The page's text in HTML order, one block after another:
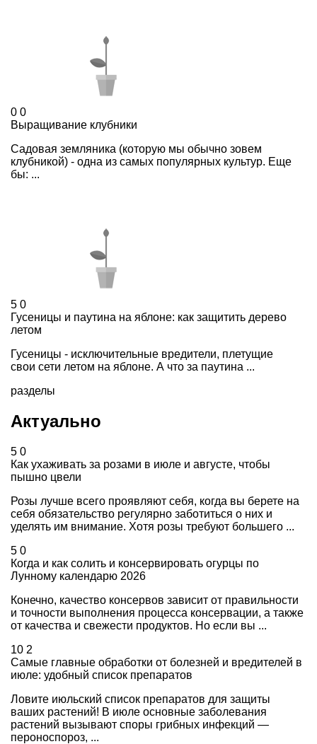
0 0
Выращивание клубники
Садовая земляника (которую мы обычно зовем
клубникой) - одна из самых популярных культур. Еще
бы: ...
5 0
Гусеницы и паутина на яблоне: как защитить дерево
летом
Гусеницы - исключительные вредители, плетущие
свои сети летом на яблоне. А что за паутина ...
разделы
Актуально
5 0
Как ухаживать за розами в июле и августе, чтобы
пышно цвели
Розы лучше всего проявляют себя, когда вы берете на
себя обязательство регулярно заботиться о них и
уделять им внимание. Хотя розы требуют большего ...
5 0
Когда и как солить и консервировать огурцы по
Лунному календарю 2026
Конечно, качество консервов зависит от правильности
и точности выполнения процесса консервации, а также
от качества и свежести продуктов. Но если вы ...
10 2
Самые главные обработки от болезней и вредителей в
июле: удобный список препаратов
Ловите июльский список препаратов для защиты
ваших растений! В июле основные заболевания
растений вызывают споры грибных инфекций —
пероноспороз, ...